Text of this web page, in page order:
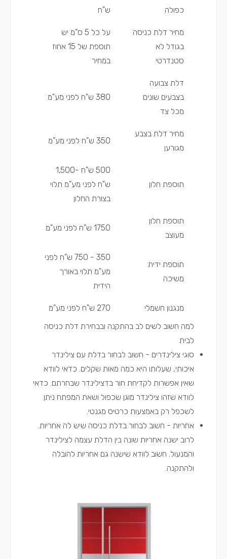
כפולה
ש"ח
מחיר דלת כניסה
בגודל לא
סטנדרטי
על כל 5 ס"מ יש
תוספת של 15 אחוז
במחיר
דלת צבועה
בצבעים שונים
מכל צד
380 ש"ח לפני מע"מ
מחיר דלת בצבע
מגורען
350 ש"ח לפני מע"מ
תוספת חלון
500 ש"ח -1,500
ש"ח לפני מע"מ תלוי
בצורת החלון
תוספת חלון
מעוצב
1750 ש"ח לפני מע"מ
תוספת ידית
משיכה
350 - 750 ש"ח לפני
מע"מ תלוי באורך
הידית
מנגנון חשמלי
270 ש"ח לפני מע"מ
למה חשוב לשים לב בהתקנה ובבחירת דלת כניסה
לבית
סוגי צילינדרים - חשוב לבחור בדלת עם צילינדר
איכותי, שעלותו היא כמה מאות שקלים. כדאי לוודא
שאין אפשרות לקדיחת חור בדצילינדר שבחרתם. כדאי
לוודא שזהו צילינדר מוגן שכפול ושאת המפתח ניתן
לשכפל רק באמצעות כרטיס מגנטי.
אחריות - חשוב לבחור בדלת כניסה שיש לה אחריות.
לרוב ישנה אחריות שונה בין הדלת עצמה לצילינדר
והמנעול. חשוב לוודא שישנה גם אחריות להובלה
ולהתקנה.